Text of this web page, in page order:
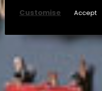
Customise
Accept